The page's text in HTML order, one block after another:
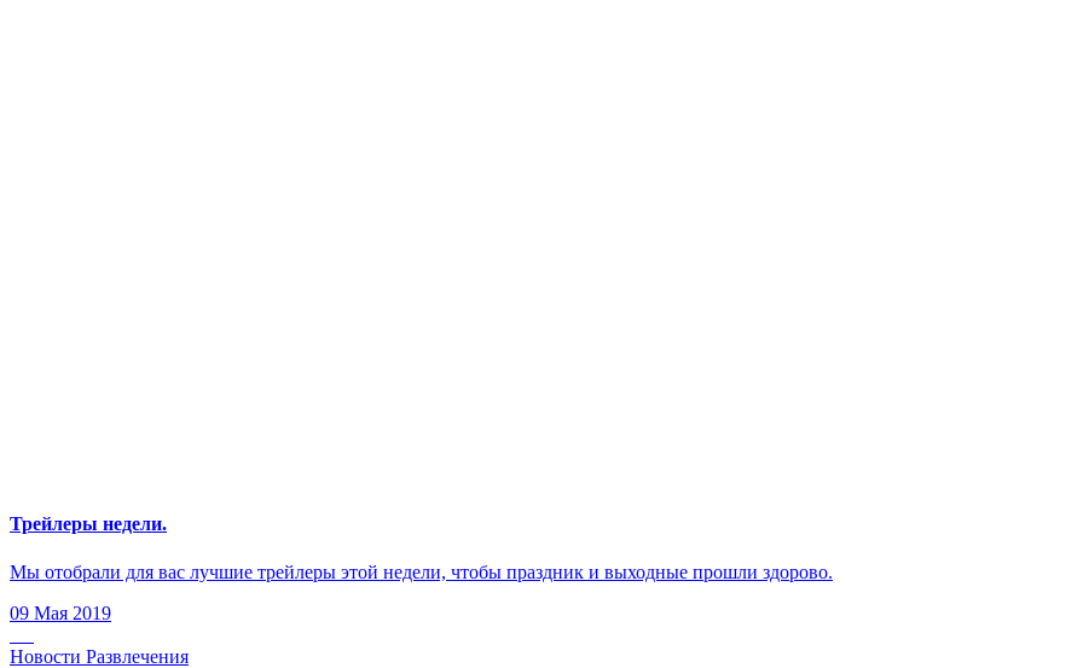
Трейлеры недели.
Мы отобрали для вас лучшие трейлеры этой недели, чтобы праздник и выходные прошли здорово.
09 Мая 2019
Новости Развлечения